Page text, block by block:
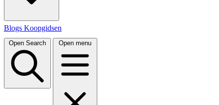
Blogs Koopgidsen
Open Search Open menu